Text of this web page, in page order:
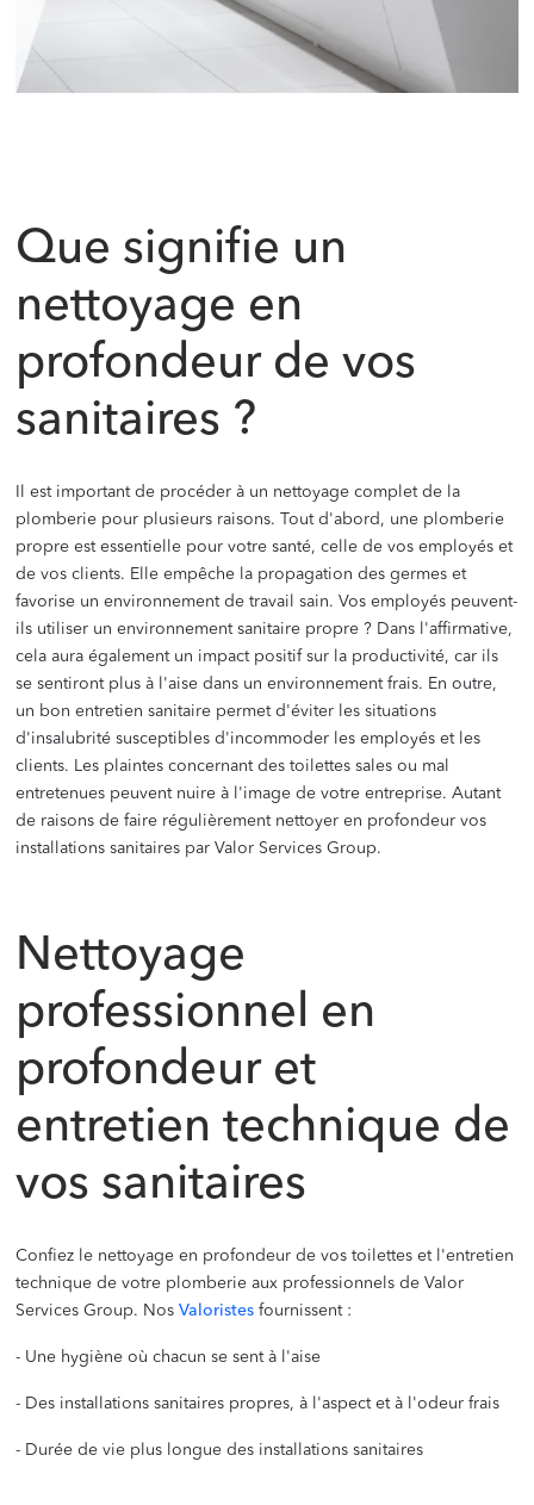
Que signifie un
nettoyage en
profondeur de vos
sanitaires ?
Il est important de procéder à un nettoyage complet de la
plomberie pour plusieurs raisons. Tout d'abord, une plomberie
propre est essentielle pour votre santé, celle de vos employés et
de vos clients. Elle empêche la propagation des germes et
favorise un environnement de travail sain. Vos employés peuvent-
ils utiliser un environnement sanitaire propre ? Dans l'affirmative,
cela aura également un impact positif sur la productivité, car ils
se sentiront plus à l'aise dans un environnement frais. En outre,
un bon entretien sanitaire permet d'éviter les situations
d'insalubrité susceptibles d'incommoder les employés et les
clients. Les plaintes concernant des toilettes sales ou mal
entretenues peuvent nuire à l'image de votre entreprise. Autant
de raisons de faire régulièrement nettoyer en profondeur vos
installations sanitaires par Valor Services Group.
Nettoyage
professionnel en
profondeur et
entretien technique de
vos sanitaires
Confiez le nettoyage en profondeur de vos toilettes et l'entretien
technique de votre plomberie aux professionnels de Valor
Services Group. Nos Valoristes fournissent :
- Une hygiène où chacun se sent à l'aise
- Des installations sanitaires propres, à l'aspect et à l'odeur frais
- Durée de vie plus longue des installations sanitaires